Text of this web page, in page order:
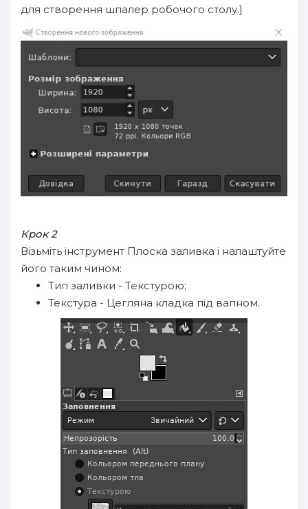
для створення шпалер робочого столу.]
Крок 2
Візьміть інструмент Плоска заливка і налаштуйте
його таким чином:
Тип заливки - Текстурою;
Текстура - Цегляна кладка під вапном.